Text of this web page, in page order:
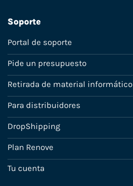
Soporte
Portal de soporte
Pide un presupuesto
Retirada de material informático
Para distribuidores
DropShipping
Plan Renove
Tu cuenta